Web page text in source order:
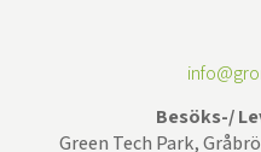
Besöks-/
Green Tech Park,